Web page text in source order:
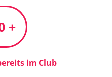
+
im Club